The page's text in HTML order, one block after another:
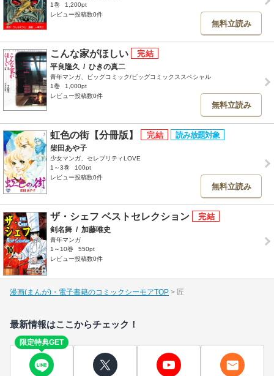
1巻
1,200pt
レビュー投稿数0件
無料立読み
こんな家がほしい
平良隆久 / ひきの真二
青年マンガ、ビッグコミック/ビッグコミックススペシャル
1巻
1,000pt
レビュー投稿数0件
無料立読み
虹色の街【分冊版】
柴田あや子
少女マンガ、セレブリティLOVE
1～3巻
100pt
レビュー投稿数0件
無料立読み
ザ・シェフ ベストセレクション
剣名舞 / 加藤唯史
青年マンガ
1～10巻
550pt
レビュー投稿数0件
漫画(まんが)・電子書籍のコミックシーモアTOP 匠
最新情報はここからチェック！
限定特典GET